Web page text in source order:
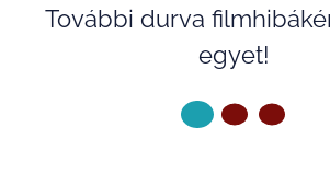
További durva
egyet!